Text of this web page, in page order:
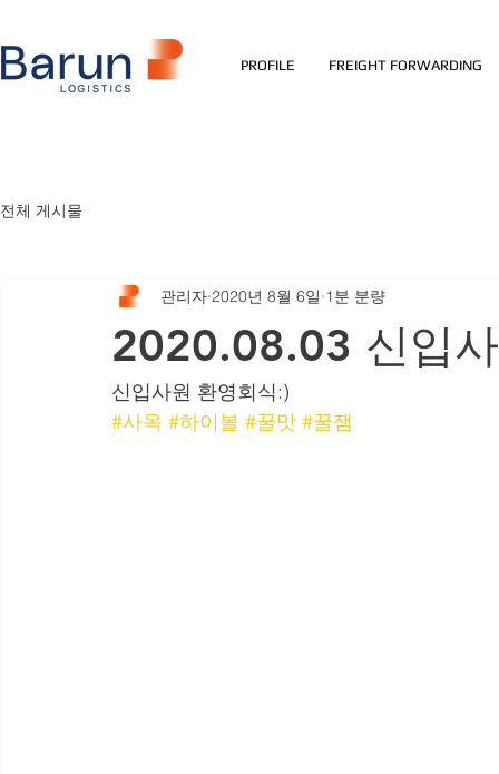
PROFILE FREIGHT FORWARDING
전체 게시물
2020.08.03 신입
관리자 2020년 8월 6일 1분 분량
신입사원 환영회식:)
#사옥 #하이볼 #꿀맛 #꿀잼